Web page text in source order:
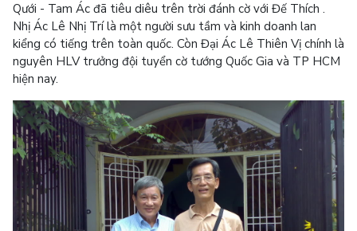
Qưới - Tam Ác đã tiêu diêu trên trời đánh cờ với Đế Thích .
Nhị Ác Lê Nhị Trí là một người sưu tầm và kinh doanh lan
kiểng có tiếng trên toàn quốc. Còn Đại Ác Lê Thiên Vị chính là
nguyên HLV trưởng đội tuyển cờ tướng Quốc Gia và TP HCM
hiện nay.